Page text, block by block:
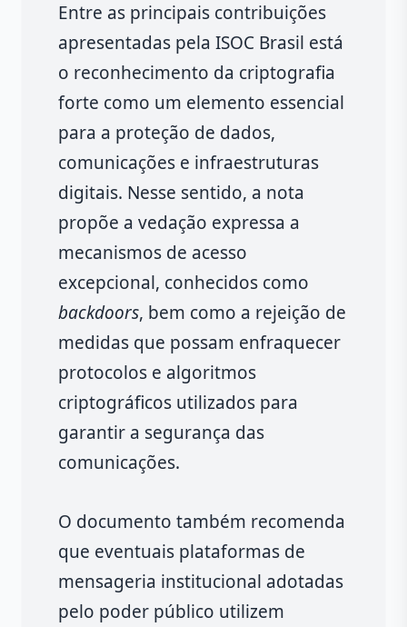
Entre as principais contribuições
apresentadas pela ISOC Brasil está
o reconhecimento da criptografia
forte como um elemento essencial
para a proteção de dados,
comunicações e infraestruturas
digitais. Nesse sentido, a nota
propõe a vedação expressa a
mecanismos de acesso
excepcional, conhecidos como
backdoors, bem como a rejeição de
medidas que possam enfraquecer
protocolos e algoritmos
criptográficos utilizados para
garantir a segurança das
comunicações.
O documento também recomenda
que eventuais plataformas de
mensageria institucional adotadas
pelo poder público utilizem